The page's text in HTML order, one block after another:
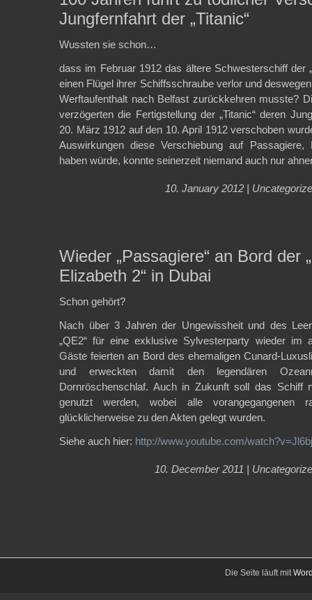
Jungfernfahrt der „Titanic“
Wussten sie schon…
dass im Februar 1912 das ältere Schwesterschiff der
einen Flügel ihrer Schiffsschraube verlor und
Werftaufenthalt nach Belfast zurückkehren musste?
verzögerten die Fertigstellung der „Titanic“ deren
20. März 1912 auf den 10. April 1912 verschoben
Auswirkungen diese Verschiebung auf Passagiere,
haben würde, konnte seinerzeit niemand auch nur
10. January 2012 |
Wieder „Passagiere“ an Bord der
Elizabeth 2“ in Dubai
Schon gehört?
Nach über 3 Jahren der Ungewissheit und des
„QE2“ für eine exklusive Sylvesterparty wieder im
Gäste feierten an Bord des ehemaligen Cunard-
und erweckten damit den legendären
Dornröschenschlaf. Auch in Zukunft soll das Schiff
genutzt werden, wobei alle vorangegangenen
glücklicherweise zu den Akten gelegt wurden.
Siehe auch hier: http://www.youtube.com/
10. December 2011 |
Die Seite läuft mit